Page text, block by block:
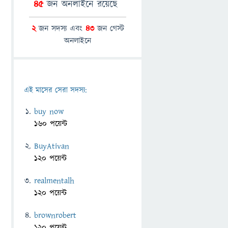
45জন অনলাইনে রয়েছে
2জন সদস্য এবং 43জন গেস্ট
অনলাইনে
এই মাসের সেরা সদস্য:
buy now
160 পয়েন্ট
BuyAtivan
120 পয়েন্ট
realmentalh
120 পয়েন্ট
brownrobert